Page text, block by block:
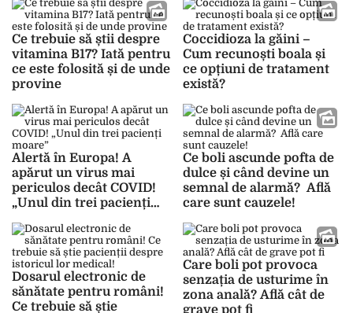
Ce trebuie să știi despre
vitamina B17? Iată pentru
ce este folosită și de unde
provine
Coccidioza la găini –
Cum recunoști boala și
ce opțiuni de tratament
există?
Alertă în Europa! A
apărut un virus mai
periculos decât COVID!
„Unul din trei pacienți
Ce boli ascunde pofta de
dulce și când devine un
semnal de alarmă? Află
care sunt cauzele!
Dosarul electronic de
sănătate pentru români!
Ce trebuie să știe
Care boli pot provoca
senzația de usturime în
zona anală? Află cât de
grave pot fi